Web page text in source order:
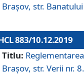
Brașov, str.
883/10.12.2019
Titlu:
Brașov, str. Verii nr. 8.